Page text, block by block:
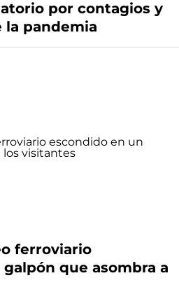
por contagios y
pandemia
ferroviario
que asombra a